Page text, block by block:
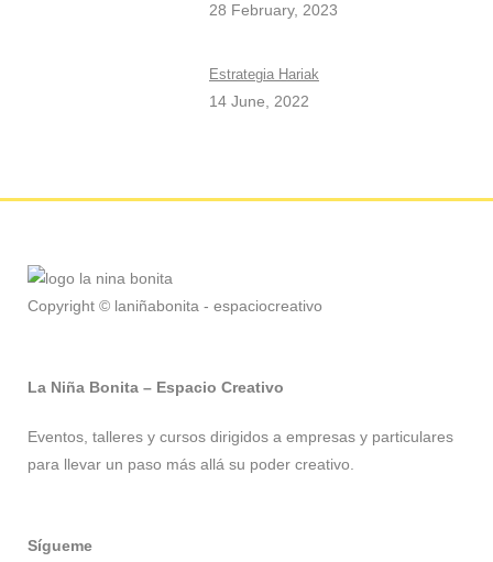
28 February, 2023
Estrategia Hariak
14 June, 2022
Copyright © laniñabonita - espaciocreativo
La Niña Bonita – Espacio Creativo
Eventos, talleres y cursos dirigidos a empresas y particulares
para llevar un paso más allá su poder creativo.
Sígueme